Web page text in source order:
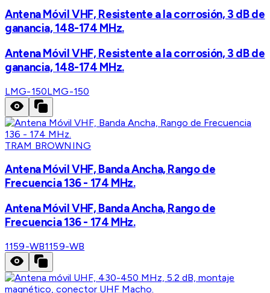
Antena Móvil VHF, Resistente a la corrosión, 3 dB de
ganancia, 148-174 MHz.
Antena Móvil VHF, Resistente a la corrosión, 3 dB de
ganancia, 148-174 MHz.
LMG-150LMG-150
TRAM BROWNING
Antena Móvil VHF, Banda Ancha, Rango de
Frecuencia 136 - 174 MHz.
Antena Móvil VHF, Banda Ancha, Rango de
Frecuencia 136 - 174 MHz.
1159-WB1159-WB